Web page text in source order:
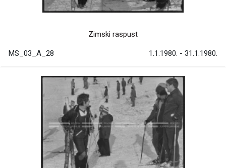
Zimski raspust
MS_03_A_28 1.1.1980. - 31.1.1980.